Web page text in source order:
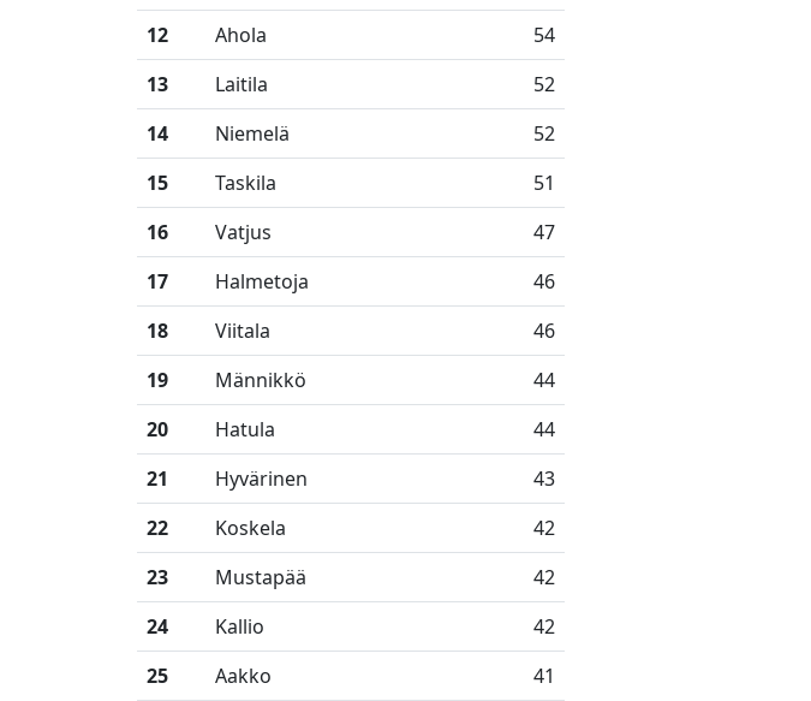
12
Ahola
54
13
Laitila
52
14
Niemelä
52
15
Taskila
51
16
Vatjus
47
17
Halmetoja
46
18
Viitala
46
19
Männikkö
44
20
Hatula
44
21
Hyvärinen
43
22
Koskela
42
23
Mustapää
42
24
Kallio
42
25
Aakko
41